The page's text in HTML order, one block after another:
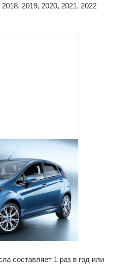
2019, 2020, 2021, 2022
составляет 1 раз в год или